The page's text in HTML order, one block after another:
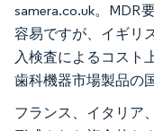
samera.co.uk。MDR
容易ですが、イギリ
入検査によるコスト
歯科機器市場製品の
フランス、イタリア